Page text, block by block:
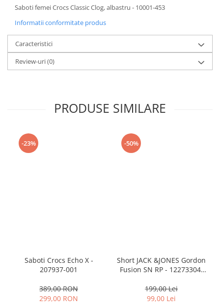
Saboti femei Crocs Classic Clog, albastru - 10001-453
Informatii conformitate produs
Caracteristici
Review-uri(0)
PRODUSE SIMILARE
-23%
Saboti Crocs Echo X -
207937-001
389,00 RON
299,00 RON
-50%
Short JACK &JONES Gordon
Fusion SN RP - 12273304-
199,00 Lei
99,00 Lei